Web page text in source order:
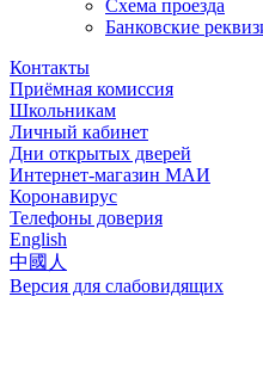
Схема проезда
Банковские
Контакты
Приёмная комиссия
Школьникам
Личный кабинет
Дни открытых дверей
Интернет-магазин МАИ
Коронавирус
Телефоны доверия
English
中國人
Версия для слабовидящих